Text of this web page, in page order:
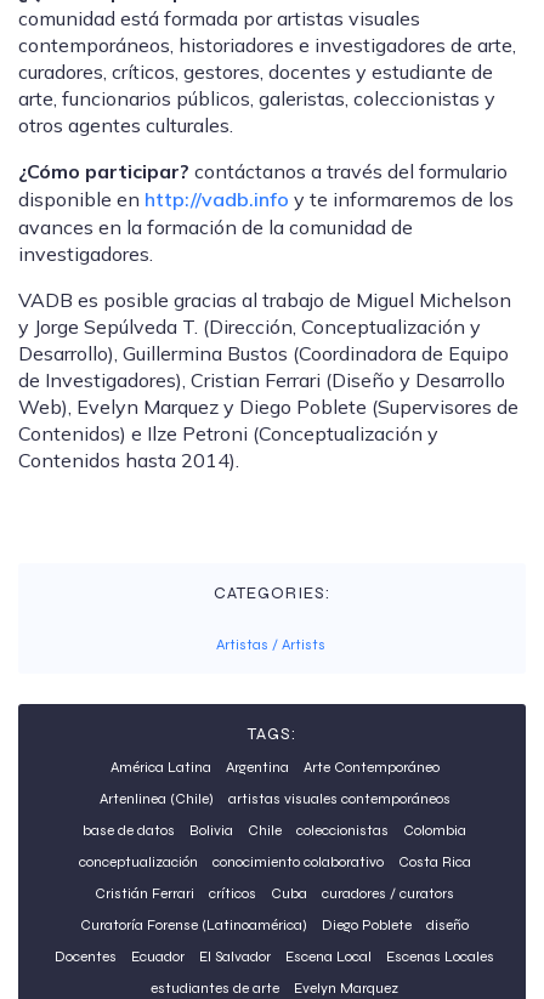
comunidad está formada por artistas visuales
contemporáneos, historiadores e investigadores de arte,
curadores, críticos, gestores, docentes y estudiante de
arte, funcionarios públicos, galeristas, coleccionistas y
otros agentes culturales.
¿Cómo participar? contáctanos a través del formulario
disponible en http://vadb.info y te informaremos de los
avances en la formación de la comunidad de
investigadores.
VADB es posible gracias al trabajo de Miguel Michelson
y Jorge Sepúlveda T. (Dirección, Conceptualización y
Desarrollo), Guillermina Bustos (Coordinadora de Equipo
de Investigadores), Cristian Ferrari (Diseño y Desarrollo
Web), Evelyn Marquez y Diego Poblete (Supervisores de
Contenidos) e Ilze Petroni (Conceptualización y
Contenidos hasta 2014).
CATEGORIES:
Artistas / Artists
TAGS:
América Latina Argentina
Arte Contemporáneo
Artenlinea (Chile)
artistas visuales contemporáneos
base de datos
Bolivia Chile coleccionistas
Colombia
conceptualización
conocimiento colaborativo
Costa Rica
Cristián Ferrari
críticos Cuba
curadores / curators
Curatoría Forense (Latinoamérica)
Diego Poblete
diseño
Docentes
Ecuador El Salvador Escena Local
Escenas Locales
estudiantes de arte
Evelyn Marquez